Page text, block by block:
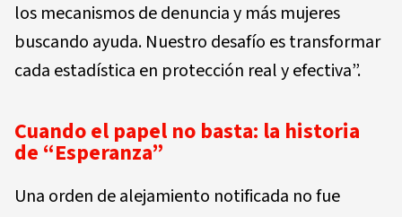
los mecanismos de denuncia y más mujeres
buscando ayuda. Nuestro desafío es transformar
cada estadística en protección real y efectiva”.
Cuando el papel no basta: la historia
de “Esperanza”
Una orden de alejamiento notificada no fue